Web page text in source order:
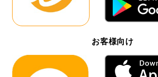
お客様向け